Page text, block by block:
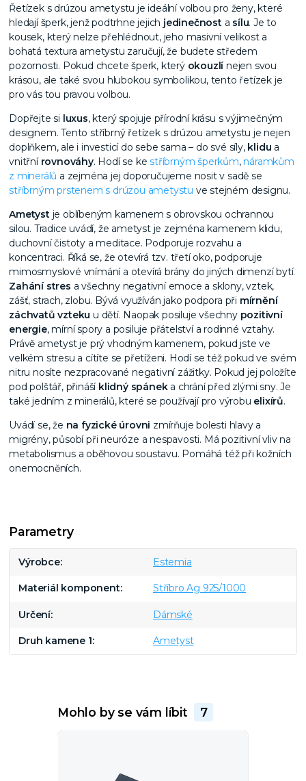
Řetízek s drúzou ametystu je ideální volbou pro ženy, které
hledají šperk, jenž podtrhne jejich jedinečnosta sílu. Je to
kousek, který nelze přehlédnout, jeho masivní velikost a
bohatá textura ametystu zaručují, že budete středem
pozornosti. Pokud chcete šperk, který okouzlínejen svou
krásou, ale také svou hlubokou symbolikou, tento řetízek je
pro vás tou pravou volbou.
Dopřejte si luxus, který spojuje přírodní krásu s výjimečným
designem. Tento stříbrný řetízek s drúzou ametystu je nejen
doplňkem, ale i investicí do sebe sama – do své síly, klidu a
vnitřní rovnováhy. Hodí se kestříbrným šperkům, náramkům
z minerálů a zejména jej doporučujeme nosit v sadě se
stříbrným prstenem s drúzou ametystu ve stejném designu.
Ametystje oblíbeným kamenem s obrovskou ochrannou
silou. Tradice uvádí, že ametyst je zejména kamenem klidu,
duchovní čistoty a meditace. Podporuje rozvahu a
koncentraci. Říká se, že otevírá tzv. třetí oko, podporuje
mimosmyslové vnímání a otevírá brány do jiných dimenzí bytí.
Zahání stres a všechny negativní emoce a sklony, vztek,
zášť, strach, zlobu. Bývá využíván jako podpora při mírnění
záchvatů vzteku u dětí. Naopak posiluje všechny pozitivní
energie, mírní spory a posiluje přátelství a rodinné vztahy.
Právě ametyst je prý vhodným kamenem, pokud jste ve
velkém stresu a cítíte se přetíženi. Hodí se též pokud ve svém
nitru nosíte nezpracované negativní zážitky. Pokud jej položíte
pod polštář, přináší klidný spáneka chrání před zlými sny. Je
také jedním z minerálů, které se používají pro výrobu elixírů.
Uvádí se, že na fyzické úrovni zmírňuje bolesti hlavy a
migrény, působí při neuróze a nespavosti. Má pozitivní vliv na
metabolismus a oběhovou soustavu. Pomáhá též při kožních
onemocněních.
Parametry
Výrobce Estemia
Materiál komponent Stříbro Ag 925/1000
Určení Dámské
Druh kamene 1 Ametyst
Mohlo by se vám líbit 7